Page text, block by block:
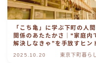
ラジオ
取次屋ストーリー
「こち亀」に学ぶ下町の人間
関係のあたたかさ｜“家庭内
解決しなきゃ”を手放すヒン
2025.10.20 東京下町暮ら